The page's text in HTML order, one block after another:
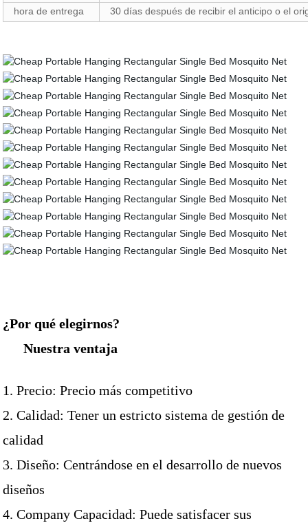
hora de entrega 30 días después de recibir el anticipo o el
¿Por qué elegirnos?
Nuestra ventaja
1. Precio: Precio más competitivo
2. Calidad: Tener un estricto sistema de gestión de
calidad
3. Diseño: Centrándose en el desarrollo de nuevos
diseños
4. Company Capacidad: Puede satisfacer sus